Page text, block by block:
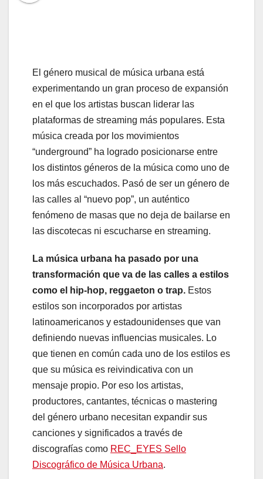
El género musical de música urbana está
experimentando un gran proceso de expansión
en el que los artistas buscan liderar las
plataformas de streaming más populares. Esta
música creada por los movimientos
“underground” ha logrado posicionarse entre
los distintos géneros de la música como uno de
los más escuchados. Pasó de ser un género de
las calles al “nuevo pop”, un auténtico
fenómeno de masas que no deja de bailarse en
las discotecas ni escucharse en streaming.
La música urbana ha pasado por una
transformación que va de las calles a estilos
como el hip-hop, reggaeton o trap. Estos
estilos son incorporados por artistas
latinoamericanos y estadounidenses que van
definiendo nuevas influencias musicales. Lo
que tienen en común cada uno de los estilos es
que su música es reivindicativa con un
mensaje propio. Por eso los artistas,
productores, cantantes, técnicas o mastering
del género urbano necesitan expandir sus
canciones y significados a través de
discografías como REC_EYES Sello
Discográfico de Música Urbana.